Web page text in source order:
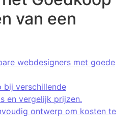
van een
webdesigners met goede
verschillende
en vergelijk prijzen.
ontwerp om kosten te